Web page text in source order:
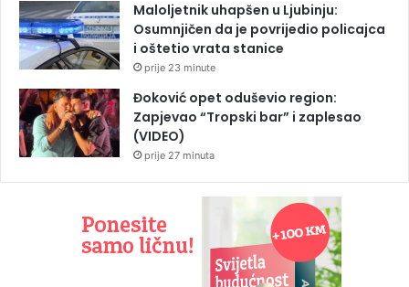
Maloljetnik uhapšen u Ljubinju:
Osumnjičen da je povrijedio policajca
i oštetio vrata stanice
prije 23 minute
Đoković opet oduševio region:
Zapjevao “Tropski bar” i zaplesao
(VIDEO)
prije 27 minuta